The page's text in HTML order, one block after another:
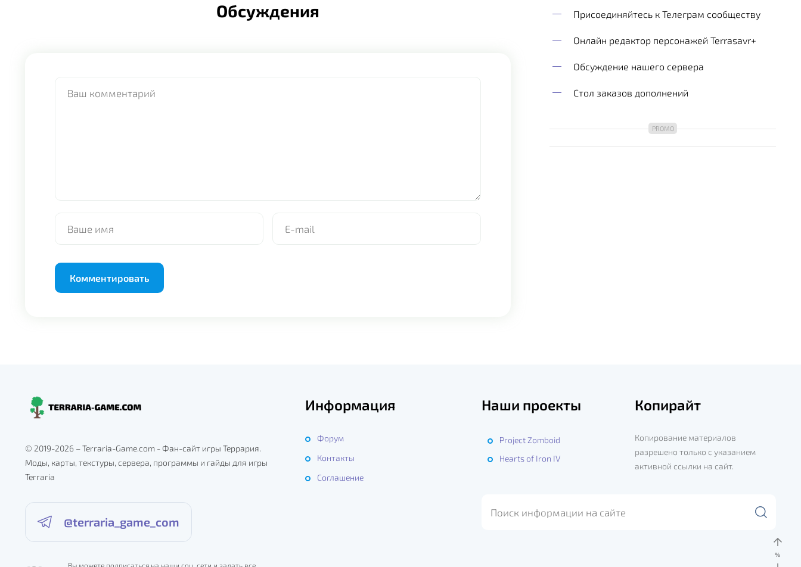
Обсуждения Присоединяйтесь к Телеграм сообществу
Онлайн редактор персонажей Terrasavr+
Обсуждение нашего сервера
Стол заказов дополнений
© 2019-2026 – Terraria-Game.com - Фан-сайт игры Террария.
Моды, карты, текстуры, сервера, программы и гайды для игры
Terraria
@terraria_game_com
Информация
Форум
Контакты
Соглашение
Наши проекты
Project Zomboid
Hearts of Iron IV
Копирайт
Копирование материалов
разрешено только с указанием
активной ссылки на сайт.
%